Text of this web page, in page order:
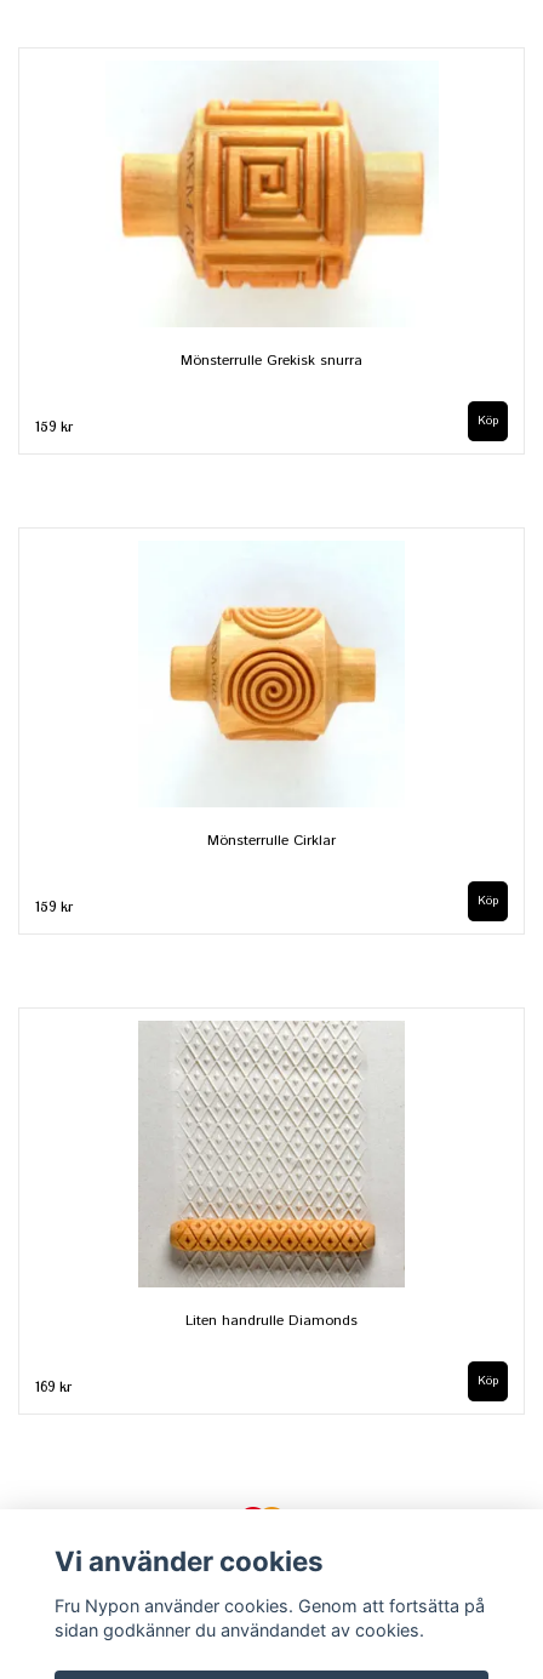
Mönsterrulle Grekisk snurra
159 kr
Mönsterrulle Cirklar
159 kr
Liten handrulle Diamonds
169 kr
Vi använder cookies
Fru Nypon använder cookies. Genom att fortsätta på
sidan godkänner du användandet av cookies.